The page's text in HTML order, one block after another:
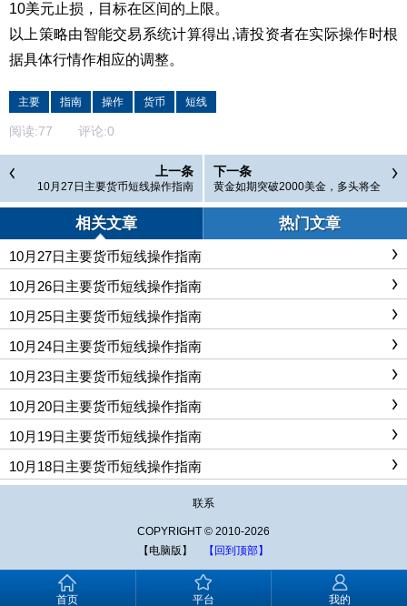
10美元止损，目标在区间的上限。
以上策略由智能交易系统计算得出,请投资者在实际操作时根
据具体行情作相应的调整。
主要 指南 操作 货币 短线
阅读:77 评论:0
上一条
10月27日主要货币短线操作指南
下一条
黄金如期突破2000美金，多头将全
力提速！
相关文章 热门文章
10月27日主要货币短线操作指南
10月26日主要货币短线操作指南
10月25日主要货币短线操作指南
10月24日主要货币短线操作指南
10月23日主要货币短线操作指南
10月20日主要货币短线操作指南
10月19日主要货币短线操作指南
10月18日主要货币短线操作指南
联系
COPYRIGHT © 2010-2026
【电脑版】
【回到顶部】
首页 平台 我的